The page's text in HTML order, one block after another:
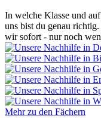
In welche Klasse und
uns bist du genau
wir sofort - nur noch
Mehr zu den Fächern